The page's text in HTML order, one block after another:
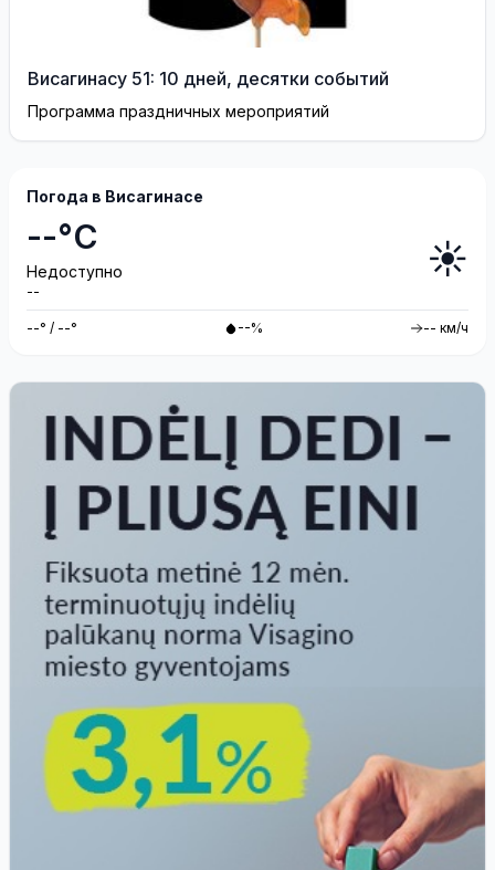
Висагинасу 51: 10 дней, десятки событий
Программа праздничных мероприятий
Погода в Висагинасе
--°C
Недоступно
--
☀️
--° / --° --% -- км/ч